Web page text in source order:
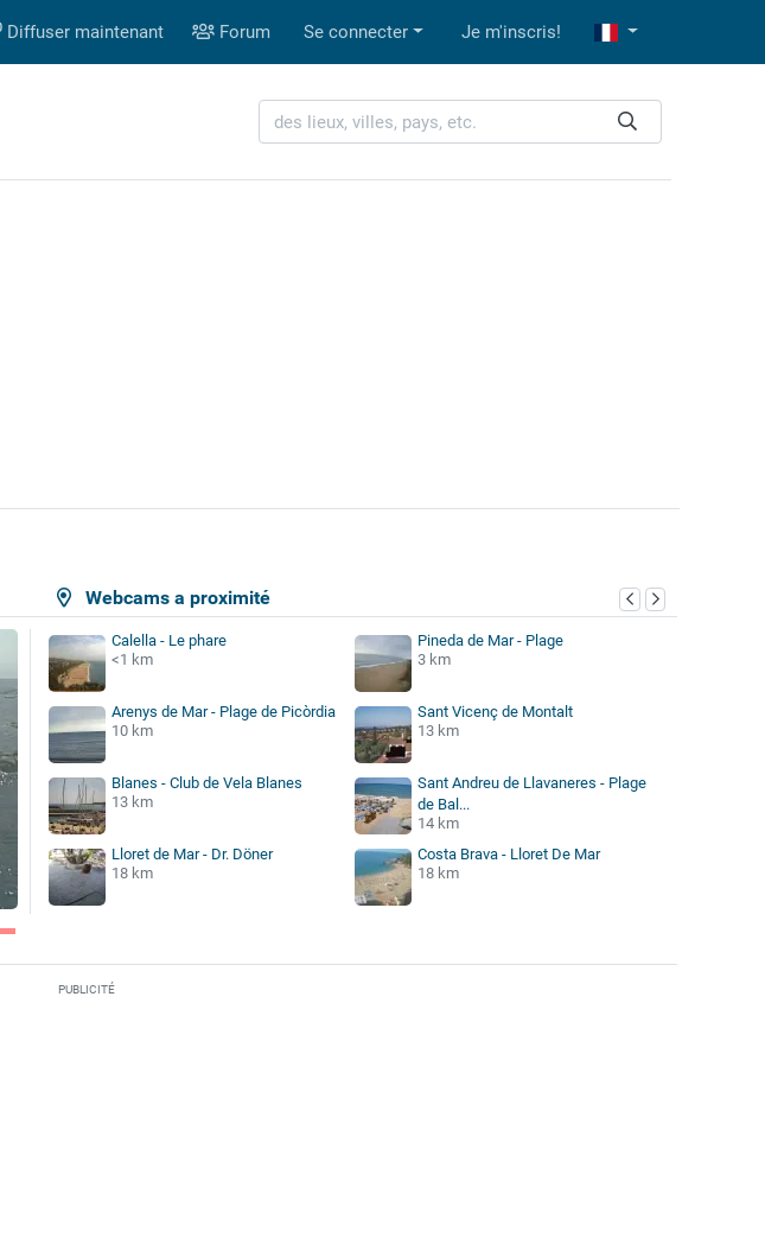
Diffuser maintenant Forum Se connecter Je m'inscris!
Webcams a proximité
Calella - Le phare
<1 km
Pineda de Mar - Plage
3 km
Arenys de Mar - Plage de Picòrdia
10 km
Sant Vicenç de Montalt
13 km
Blanes - Club de Vela Blanes
13 km
Sant Andreu de Llavaneres - Plage
de Bal...
14 km
Lloret de Mar - Dr. Döner
18 km
Costa Brava - Lloret De Mar
18 km
PUBLICITÉ